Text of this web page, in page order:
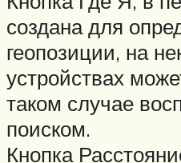
создана для
геопозиции, на
устройствах
таком случае
поиском.
Кнопка